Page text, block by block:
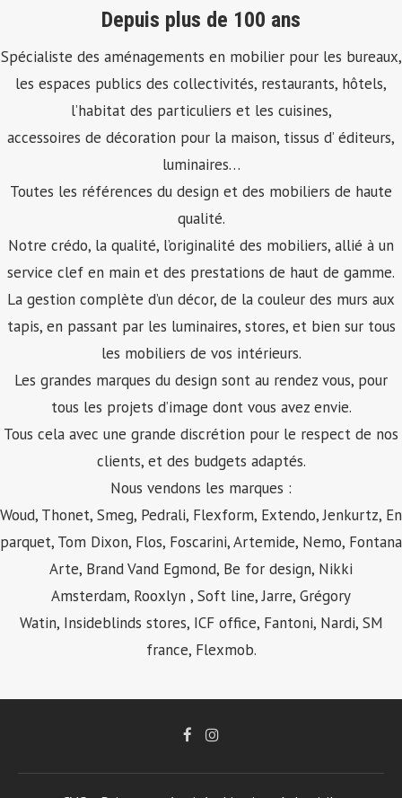
Depuis plus de 100 ans
Spécialiste des aménagements en mobilier pour les bureaux,
les espaces publics des collectivités, restaurants, hôtels,
l’habitat des particuliers et les cuisines,
accessoires de décoration pour la maison, tissus d’ éditeurs,
luminaires…
Toutes les références du design et des mobiliers de haute
qualité.
Notre crédo, la qualité, l’originalité des mobiliers, allié à un
service clef en main et des prestations de haut de gamme.
La gestion complète d’un décor, de la couleur des murs aux
tapis, en passant par les luminaires, stores, et bien sur tous
les mobiliers de vos intérieurs.
Les grandes marques du design sont au rendez vous, pour
tous les projets d’image dont vous avez envie.
Tous cela avec une grande discrétion pour le respect de nos
clients, et des budgets adaptés.
Nous vendons les marques :
Woud, Thonet, Smeg, Pedrali, Flexform, Extendo, Jenkurtz,
parquet, Tom Dixon, Flos, Foscarini, Artemide, Nemo, Fontana
Arte, Brand Vand Egmond, Be for design, Nikki
Amsterdam, Rooxlyn , Soft line, Jarre, Grégory
Watin, Insideblinds stores, ICF office, Fantoni, Nardi, SM
france, Flexmob.